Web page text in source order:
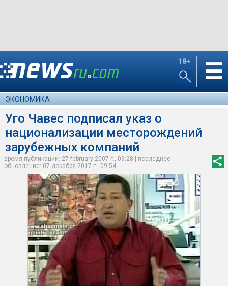
18+ ☰
ЭКОНОМИКА
Уго Чавес подписал указ о
национализации месторождений
зарубежных компаний
время публикации: 27 february 2007 г., 09:28 | последнее
обновление: 07 декабря 2017 г., 09:54